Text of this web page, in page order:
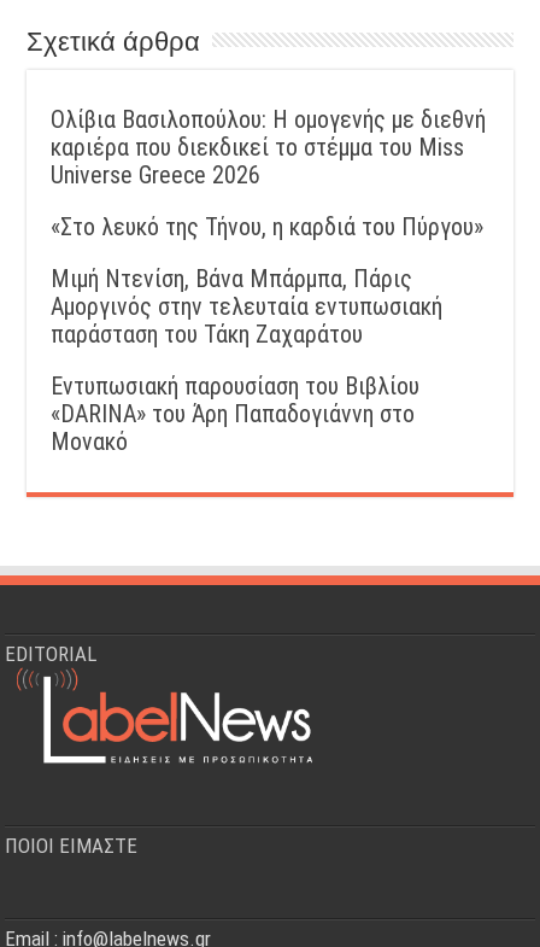
Σχετικά άρθρα
Ολίβια Βασιλοπούλου: Η ομογενής με διεθνή
καριέρα που διεκδικεί το στέμμα του Miss
Universe Greece 2026
«Στο λευκό της Τήνου, η καρδιά του Πύργου»
Μιμή Ντενίση, Βάνα Μπάρμπα, Πάρις
Αμοργινός στην τελευταία εντυπωσιακή
παράσταση του Τάκη Ζαχαράτου
Εντυπωσιακή παρουσίαση του Βιβλίου
«DARINA» του Άρη Παπαδογιάννη στο
Μονακό
EDITORIAL
ΠΟΙΟΙ ΕΙΜΑΣΤΕ
Email : info@labelnews.gr